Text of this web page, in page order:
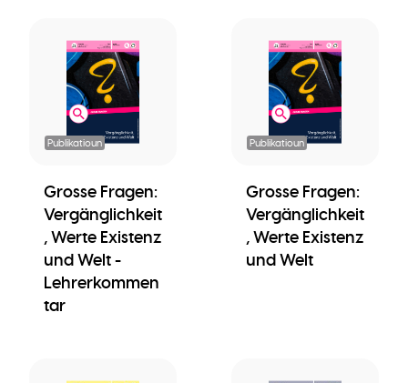
Publikatioun
Grosse Fragen:
Vergänglichkeit
, Werte Existenz
und Welt -
Lehrerkommen
tar
Publikatioun
Grosse Fragen:
Vergänglichkeit
, Werte Existenz
und Welt